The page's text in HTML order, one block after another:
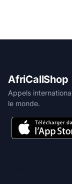
AfriCallShop
Appels
le monde.